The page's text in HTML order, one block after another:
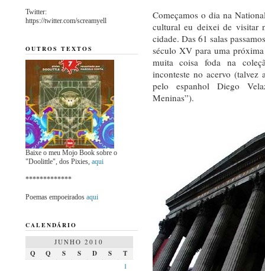
Começamos o dia na
cultural eu deixei de visitar
cidade. Das 61 salas
século XV para uma
muita coisa foda na
inconteste no acervo (talvez
pelo espanhol Diego
Meninas”).
Twitter:
https://twitter.com/screamyell
OUTROS TEXTOS
Baixe o meu Mojo Book sobre o
"Doolittle", dos Pixies, aqui
*************
Poemas empoeirados aqui
CALENDÁRIO
JUNHO 2010
Q Q S S D S
T
1